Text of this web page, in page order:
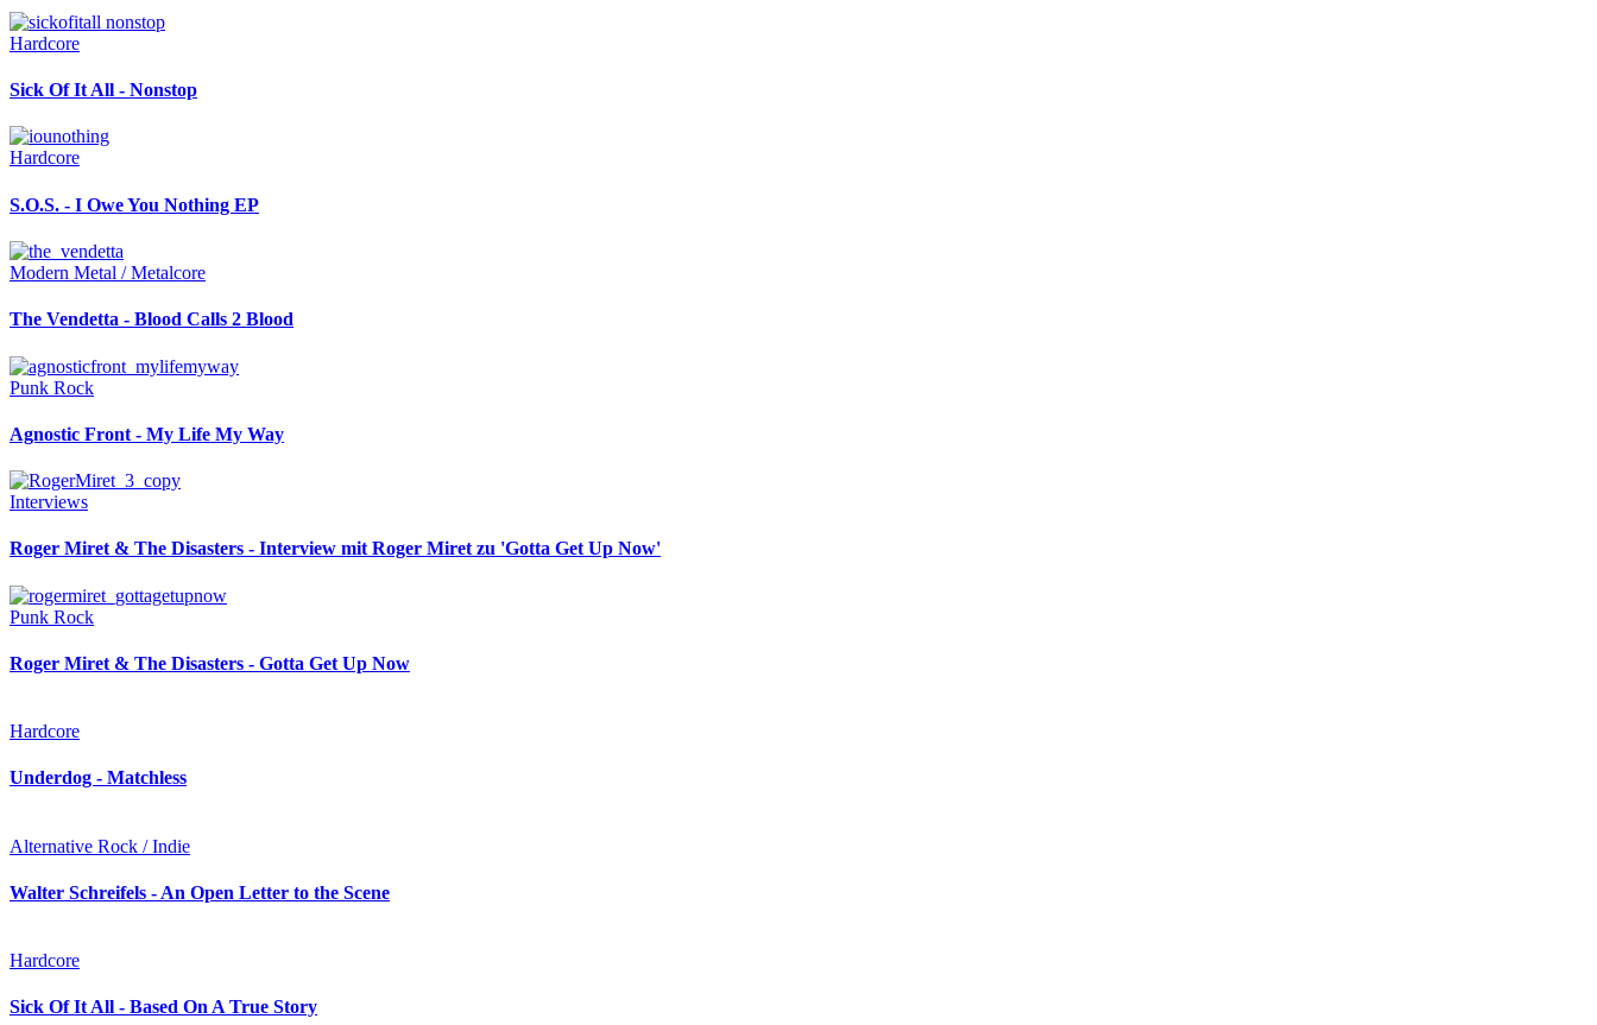
Hardcore
Sick Of It All - Nonstop
Hardcore
S.O.S. - I Owe You Nothing EP
Modern Metal / Metalcore
The Vendetta - Blood Calls 2 Blood
Punk Rock
Agnostic Front - My Life My Way
Interviews
Roger Miret & The Disasters - Interview mit Roger Miret zu 'Gotta Get Up Now'
Punk Rock
Roger Miret & The Disasters - Gotta Get Up Now
Hardcore
Underdog - Matchless
Alternative Rock / Indie
Walter Schreifels - An Open Letter to the Scene
Hardcore
Sick Of It All - Based On A True Story